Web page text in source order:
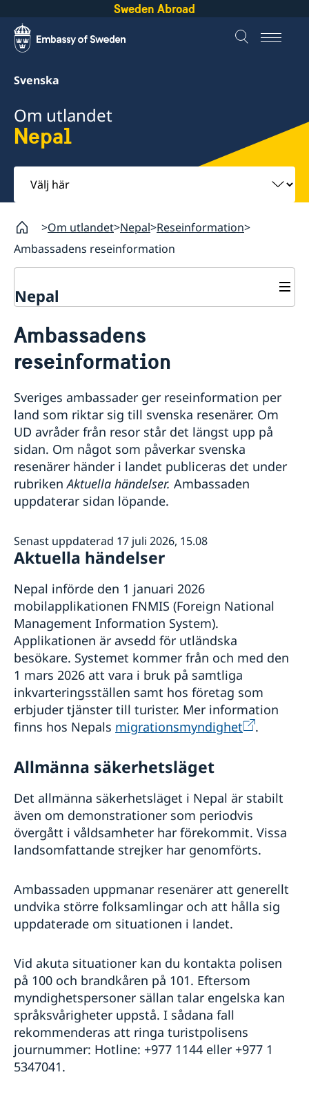
Sweden Abroad
Svenska
Om utlandet
Nepal
Välj
här
Om utlandet Nepal Reseinformation
Ambassadens reseinformation
Nepal
Hjälp till svenskar i Nepal
Rösta i Nepal
Advokatlista
Reseinformation
Aktuella händelser
Allmänna säkerhetsläget
Terrorism
Naturförhållanden och katastrofer
In- och utresebestämmelser
Hälso- och sjukvård
Lokala lagar och sedvänjor
Kriminalitet och personlig säkerhet
Generella råd om att resa till Nepal
Ambassadens
reseinformation
Sveriges ambassader ger reseinformation per
land som riktar sig till svenska resenärer. Om
UD avråder från resor står det längst upp på
sidan. Om något som påverkar svenska
resenärer händer i landet publiceras det under
rubrikenAktuella händelser. Ambassaden
uppdaterar sidan löpande.
Senast uppdaterad 17 juli 2026, 15.08
Aktuella händelser
Nepal införde den 1 januari 2026
mobilapplikationen FNMIS (Foreign National
Management Information System).
Applikationen är avsedd för utländska
besökare. Systemet kommer från och med den
1 mars 2026 att vara i bruk på samtliga
inkvarteringsställen samt hos företag som
erbjuder tjänster till turister. Mer information
finns hos Nepals migrationsmyndighet .
Allmänna säkerhetsläget
Det allmänna säkerhetsläget i Nepal är stabilt
även om demonstrationer som periodvis
övergått i våldsamheter har förekommit. Vissa
landsomfattande strejker har genomförts.
Ambassaden uppmanar resenärer att generellt
undvika större folksamlingar och att hålla sig
uppdaterade om situationen i landet.
Vid akuta situationer kan du kontakta polisen
på 100 och brandkåren på 101. Eftersom
myndighetspersoner sällan talar engelska kan
språksvårigheter uppstå. I sådana fall
rekommenderas att ringa turistpolisens
journummer: Hotline: +977 1144 eller +977 1
5347041.